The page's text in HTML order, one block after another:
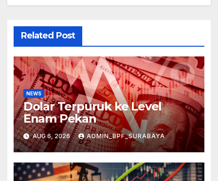
Related Post
NEWS
Dolar Terpuruk ke Level
Enam Pekan
AUG 6, 2026 ADMIN_BPF_SURABAYA